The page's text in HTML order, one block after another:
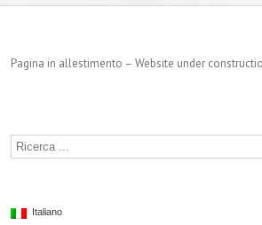
Pagina in allestimento – Website under
Italiano